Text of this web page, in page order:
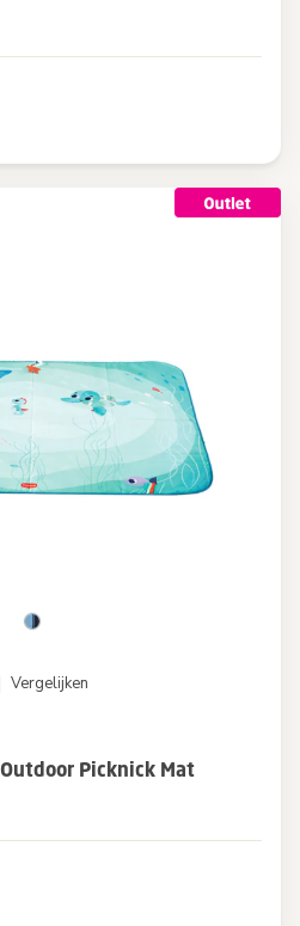
Vergelijken
Picknick Mat